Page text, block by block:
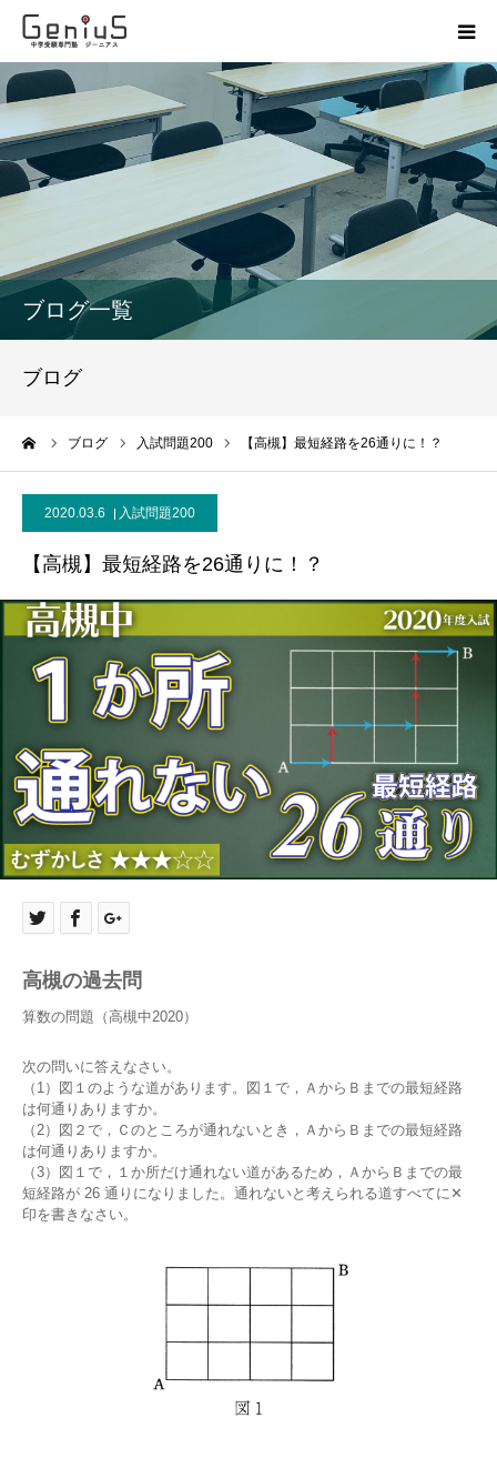
ブログ一覧
ブログ
ブログ 入試問題200 【高槻】最短経路を26通りに！？
2020.03.6 入試問題200
【高槻】最短経路を26通りに！？
高槻の過去問
算数の問題（高槻中2020）
次の問いに答えなさい。
（1）図１のような道があります。図１で，ＡからＢまでの最短経路
は何通りありますか。
（2）図２で，Ｃのところが通れないとき，ＡからＢまでの最短経路
は何通りありますか。
（3）図１で，１か所だけ通れない道があるため，ＡからＢまでの最
短経路が 26 通りになりました。通れないと考えられる道すべてに✕
印を書きなさい。
授業
志望校別特訓
模試
お問い合わせ